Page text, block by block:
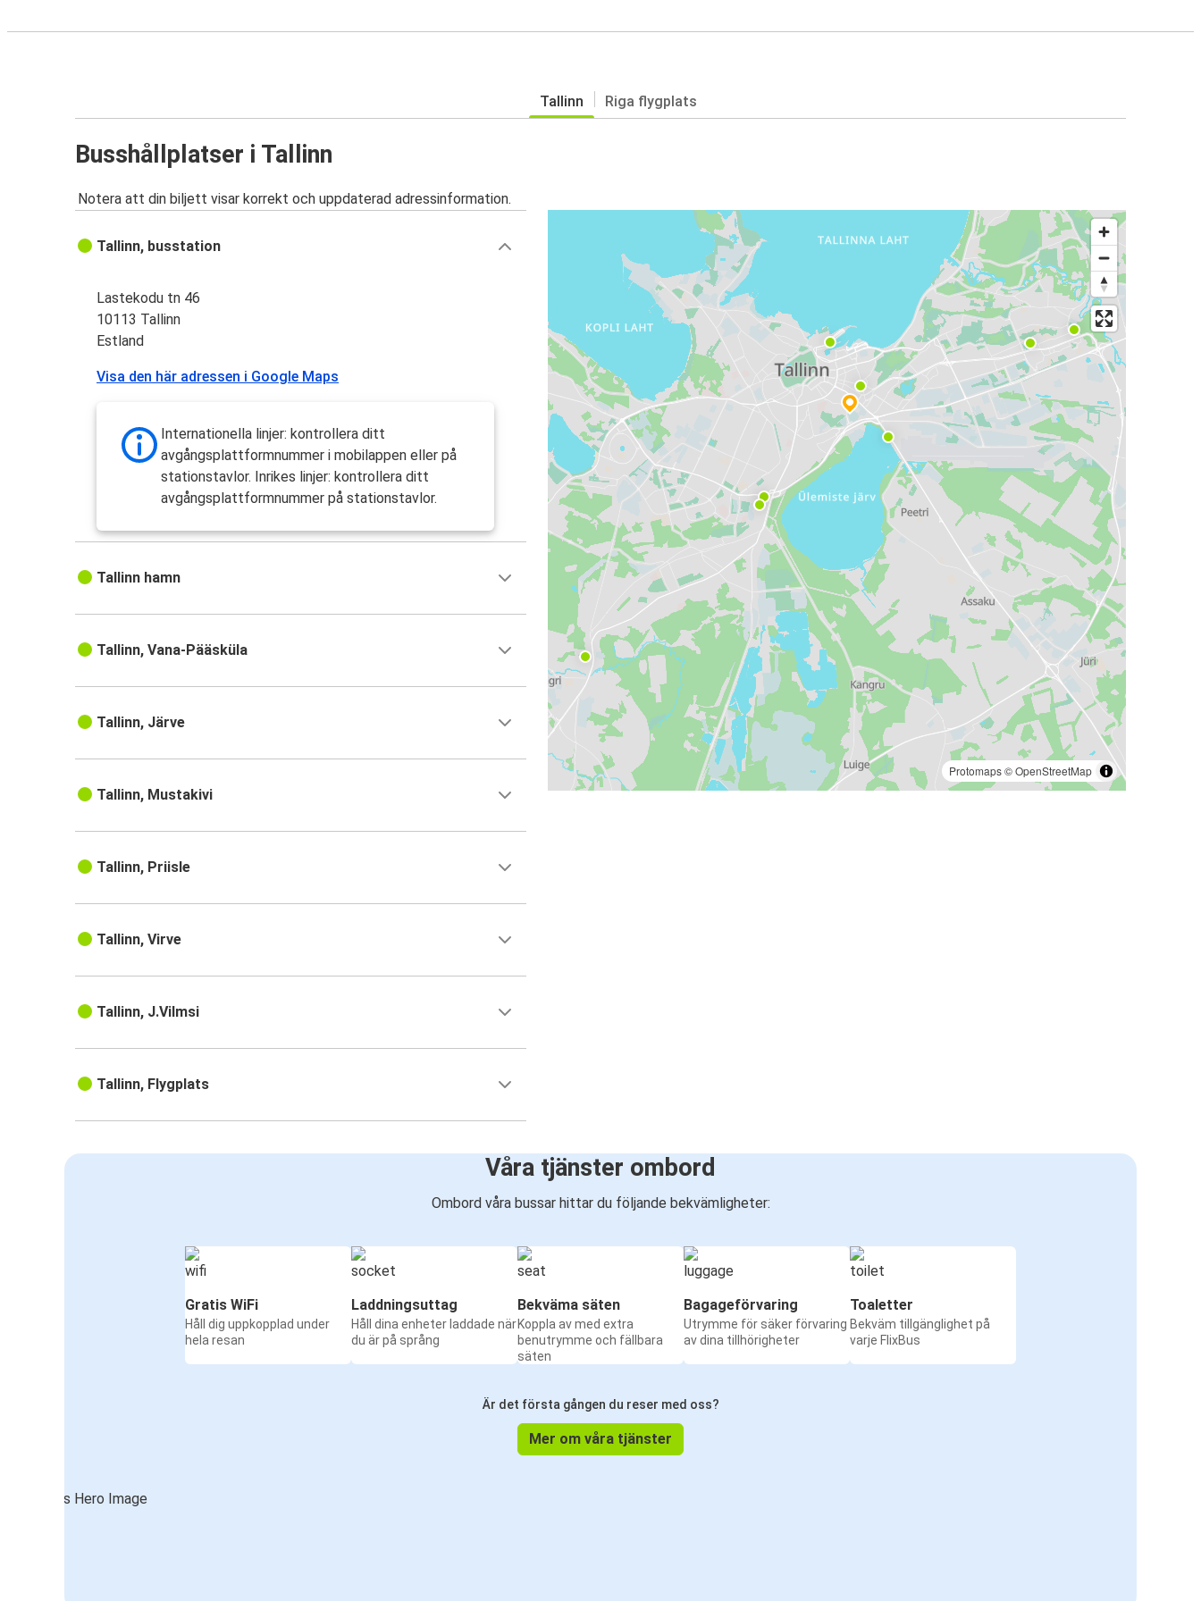
Tallinn Riga flygplats
Busshållplatser i Tallinn
Notera att din biljett visar korrekt och uppdaterad adressinformation.
Protomaps©OpenStreetMap
Tallinn, busstation
Lastekodu tn 46
10113 Tallinn
Estland
Visa den här adressen i Google Maps
Internationella linjer: kontrollera ditt
avgångsplattformnummer i mobilappen eller på
stationstavlor. Inrikes linjer: kontrollera ditt
avgångsplattformnummer på stationstavlor.
Tallinn hamn
Tallinn, Vana-Pääsküla
Tallinn, Järve
Tallinn, Mustakivi
Tallinn, Priisle
Tallinn, Virve
Tallinn, J.Vilmsi
Tallinn, Flygplats
Våra tjänster ombord
Ombord våra bussar hittar du följande bekvämligheter:
Gratis WiFi
Håll dig uppkopplad under
hela resan
Laddningsuttag
Håll dina enheter laddade när
du är på språng
Bekväma säten
Koppla av med extra
benutrymme och fällbara
säten
Bagageförvaring
Utrymme för säker förvaring
av dina tillhörigheter
Toaletter
Bekväm tillgänglighet på
varje FlixBus
Är det första gången du reser med oss?
Mer om våra tjänster